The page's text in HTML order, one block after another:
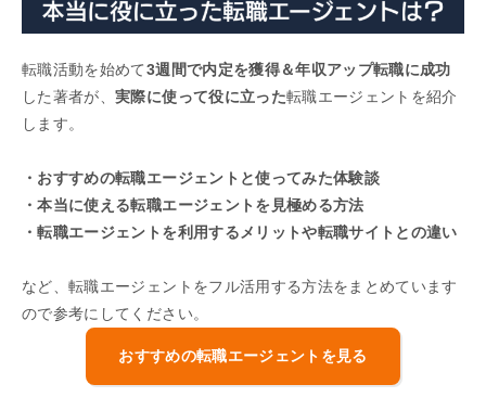
転職活動を始めて3週間で内定を獲得＆年収アップ転職に成功
した著者が、実際に使って役に立った転職エージェントを紹介
します。
・おすすめの転職エージェントと使ってみた体験談
・本当に使える転職エージェントを見極める方法
・転職エージェントを利用するメリットや転職サイトとの違い
など、転職エージェントをフル活用する方法をまとめています
ので参考にしてください。
おすすめの転職エージェントを見る